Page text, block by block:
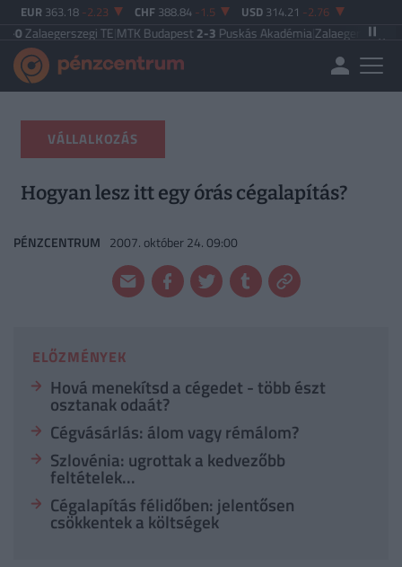
EUR 363.18 -2.23 CHF 388.84 -1.5 USD 314.21 -2.76
TE|MTK Budapest 2-3Puskás Akadémia|Zalaegerszegi TE 5-2
VÁLLALKOZÁS
Hogyan lesz itt egy órás cégalapítás?
PÉNZCENTRUM 2007. október 24. 09:00
ELŐZMÉNYEK
Hová menekítsd a cégedet - több észt
osztanak odaát?
Cégvásárlás: álom vagy rémálom?
Szlovénia: ugrottak a kedvezőbb
feltételek...
Cégalapítás félidőben: jelentősen
csökkentek a költségek